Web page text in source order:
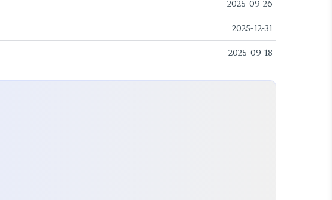
2025-09-26
2025-12-31
2025-09-18